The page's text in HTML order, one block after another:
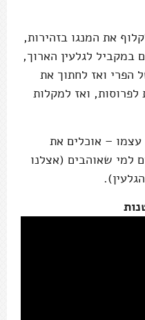
את המנגו בזהירות,
במקביל לגלעין הארוך,
הפרי ואז לחתוך את
לפרוסות, ואז למקלות
עצמו – אוכלים את
למי שאוהבים (אצלנו